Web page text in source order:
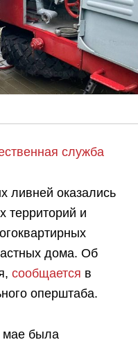
служба
ливней оказались
территорий и
дома. Об
сообщается в
оперштаба.
мае была